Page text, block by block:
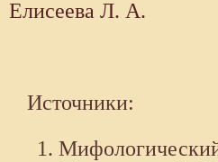
Елисеева Л. А.
Источники: